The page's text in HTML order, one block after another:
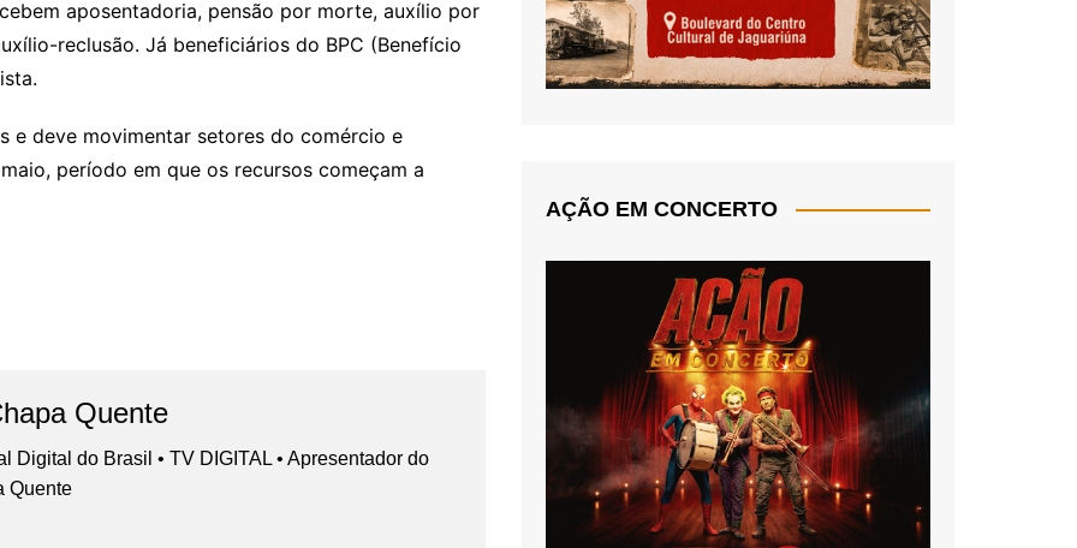
aposentadoria, pensão por morte, auxílio por
reclusão. Já beneficiários do BPC (Benefício
e deve movimentar setores do comércio e
período em que os recursos começam a
Quente
Digital do Brasil • TV DIGITAL • Apresentador do
Quente
AÇÃO EM CONCERTO